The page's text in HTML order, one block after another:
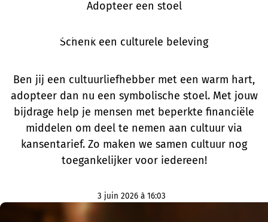
Adopteer een stoel
Schenk een culturele beleving
Ben jij een cultuurliefhebber met een warm hart,
adopteer dan nu een symbolische stoel. Met jouw
bijdrage help je mensen met beperkte financiële
middelen om deel te nemen aan cultuur via
kansentarief. Zo maken we samen cultuur nog
toegankelijker voor iedereen!
3 juin 2026 à 16:03